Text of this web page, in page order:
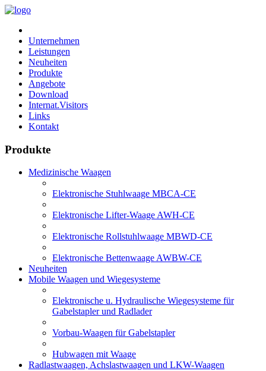
Unternehmen
Leistungen
Neuheiten
Produkte
Angebote
Download
Internat.Visitors
Links
Kontakt
Produkte
Medizinische Waagen
Elektronische Stuhlwaage MBCA-CE
Elektronische Lifter-Waage AWH-CE
Elektronische Rollstuhlwaage MBWD-CE
Elektronische Bettenwaage AWBW-CE
Neuheiten
Mobile Waagen und Wiegesysteme
Elektronische u. Hydraulische Wiegesysteme für
Gabelstapler und Radlader
Vorbau-Waagen für Gabelstapler
Hubwagen mit Waage
Radlastwaagen, Achslastwaagen und LKW-Waagen